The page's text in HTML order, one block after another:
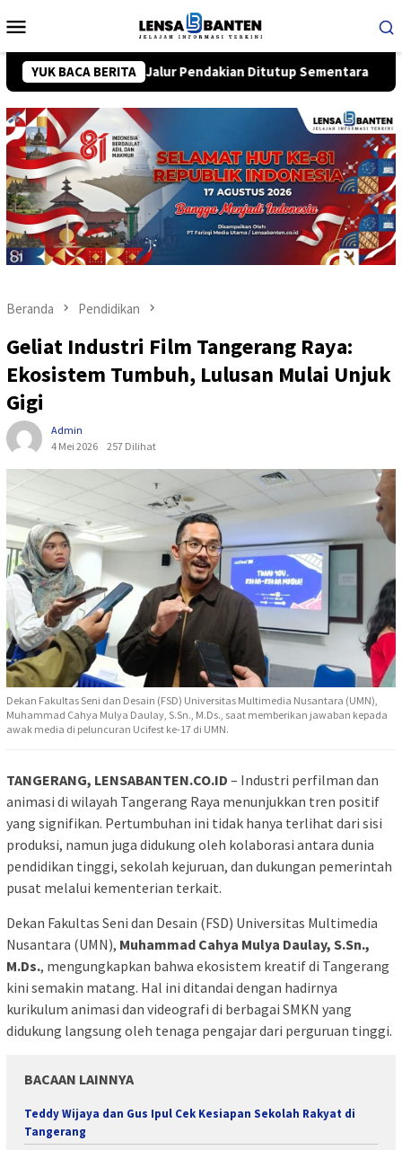
ke
Mobile
YUK BACA BERITA
Seluruh Jalur Pendakian Ditutup Sementara Josh
Beranda Pendidikan
Geliat Industri Film Tangerang Raya:
Ekosistem Tumbuh, Lulusan Mulai Unjuk
Gigi
Admin
4 Mei 2026
257 Dilihat
Dekan Fakultas Seni dan Desain (FSD) Universitas Multimedia Nusantara (UMN),
Muhammad Cahya Mulya Daulay, S.Sn., M.Ds., saat memberikan jawaban kepada
awak media di peluncuran Ucifest ke-17 di UMN.
TANGERANG, LENSABANTEN.CO.ID – Industri perfilman dan
animasi di wilayah Tangerang Raya menunjukkan tren positif
yang signifikan. Pertumbuhan ini tidak hanya terlihat dari sisi
produksi, namun juga didukung oleh kolaborasi antara dunia
pendidikan tinggi, sekolah kejuruan, dan dukungan pemerintah
pusat melalui kementerian terkait.
Dekan Fakultas Seni dan Desain (FSD) Universitas Multimedia
Nusantara (UMN), Muhammad Cahya Mulya Daulay, S.Sn.,
M.Ds., mengungkapkan bahwa ekosistem kreatif di Tangerang
kini semakin matang. Hal ini ditandai dengan hadirnya
kurikulum animasi dan videografi di berbagai SMKN yang
didukung langsung oleh tenaga pengajar dari perguruan tinggi.
BACAAN LAINNYA
Teddy Wijaya dan Gus Ipul Cek Kesiapan Sekolah Rakyat di
Tangerang